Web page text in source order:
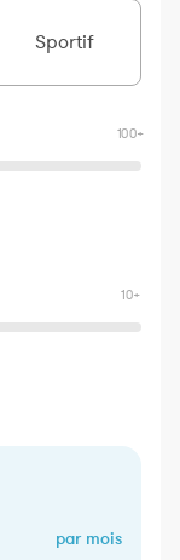
Sportif
100+
10+
par mois